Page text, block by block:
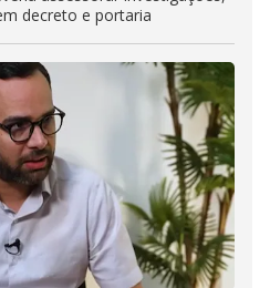
decreto e portaria